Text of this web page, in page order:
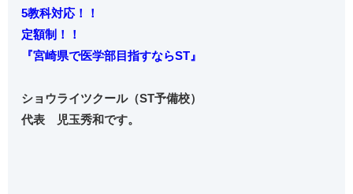
5教科対応！！
定額制！！
『宮崎県で医学部目指すならST』
ショウライツクール（ST予備校）
代表 児玉秀和です。